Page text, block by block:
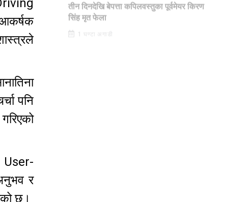
पनि
User-
र
छ।
तीन दिनदेखि बेपत्ता कपिलवस्तुका पूर्वमेयर किरण
सिंह मृत फेला